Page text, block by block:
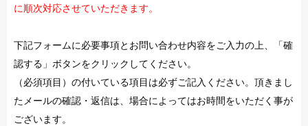
に順次対応させていただきます。
下記フォームに必要事項とお問い合わせ内容をご入力の上、「確
認する」ボタンをクリックしてください。
（必須項目）の付いている項目は必ずご記入ください。頂きまし
たメールの確認・返信は、場合によってはお時間をいただく事が
ございます。